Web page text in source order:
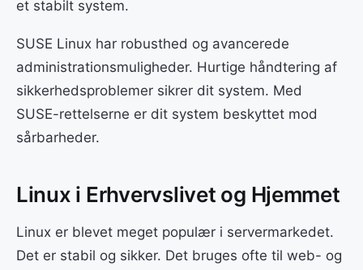
et stabilt system.
SUSE Linux har robusthed og avancerede
administrationsmuligheder. Hurtige håndtering af
sikkerhedsproblemer sikrer dit system. Med
SUSE-rettelserne er dit system beskyttet mod
sårbarheder.
Linux i Erhvervslivet og Hjemmet
Linux er blevet meget populær i servermarkedet.
Det er stabil og sikker. Det bruges ofte til web- og